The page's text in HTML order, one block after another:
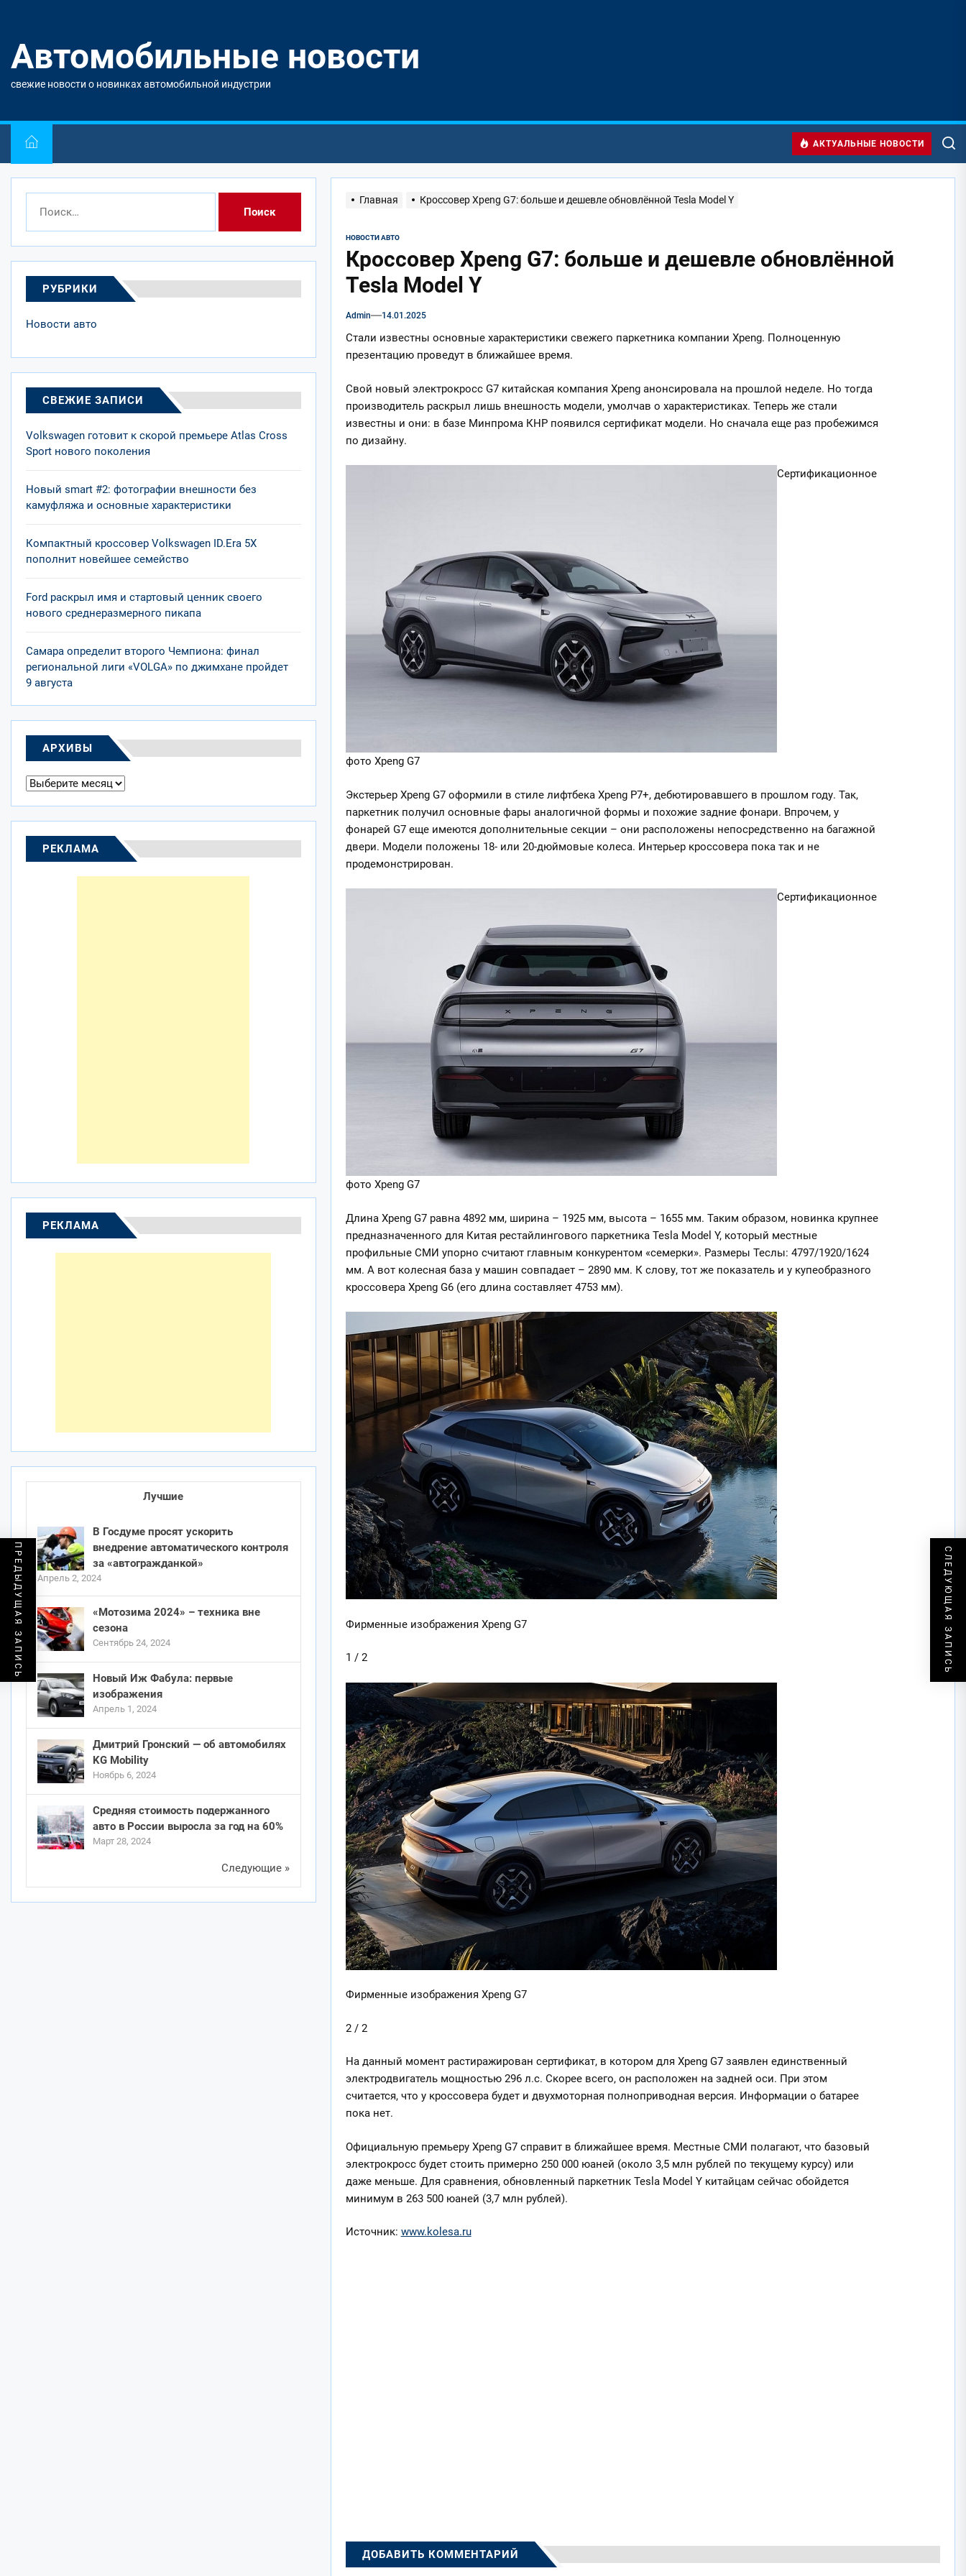
содержимому
Автомобильные новости
свежие новости о новинках автомобильной индустрии
АКТУАЛЬНЫЕ НОВОСТИ
Главная Кроссовер Xpeng G7: больше и дешевле обновлённой Tesla Model Y
НОВОСТИ АВТО
Кроссовер Xpeng G7: больше и дешевле обновлённой
Tesla Model Y
Admin 14.01.2025
Стали известны основные характеристики свежего паркетника компании Xpeng. Полноценную
презентацию проведут в ближайшее время.
Свой новый электрокросс G7 китайская компания Xpeng анонсировала на прошлой неделе. Но тогда
производитель раскрыл лишь внешность модели, умолчав о характеристиках. Теперь же стали
известны и они: в базе Минпрома КНР появился сертификат модели. Но сначала еще раз пробежимся
по дизайну.
Сертификационное
фото Xpeng G7
Экстерьер Xpeng G7 оформили в стиле лифтбека Xpeng P7+, дебютировавшего в прошлом году. Так,
паркетник получил основные фары аналогичной формы и похожие задние фонари. Впрочем, у
фонарей G7 еще имеются дополнительные секции – они расположены непосредственно на багажной
двери. Модели положены 18- или 20-дюймовые колеса. Интерьер кроссовера пока так и не
продемонстрирован.
Сертификационное
фото Xpeng G7
Длина Xpeng G7 равна 4892 мм, ширина – 1925 мм, высота – 1655 мм. Таким образом, новинка крупнее
предназначенного для Китая рестайлингового паркетника Tesla Model Y, который местные
профильные СМИ упорно считают главным конкурентом «семерки». Размеры Теслы: 4797/1920/1624
мм. А вот колесная база у машин совпадает – 2890 мм. К слову, тот же показатель и у купеобразного
кроссовера Xpeng G6 (его длина составляет 4753 мм).
Фирменные изображения Xpeng G7
1 / 2
Фирменные изображения Xpeng G7
2 / 2
На данный момент растиражирован сертификат, в котором для Xpeng G7 заявлен единственный
электродвигатель мощностью 296 л.с. Скорее всего, он расположен на задней оси. При этом
считается, что у кроссовера будет и двухмоторная полноприводная версия. Информации о батарее
пока нет.
Официальную премьеру Xpeng G7 справит в ближайшее время. Местные СМИ полагают, что базовый
электрокросс будет стоить примерно 250 000 юаней (около 3,5 млн рублей по текущему курсу) или
даже меньше. Для сравнения, обновленный паркетник Tesla Model Y китайцам сейчас обойдется
минимум в 263 500 юаней (3,7 млн рублей).
Источник: www.kolesa.ru
ДОБАВИТЬ КОММЕНТАРИЙ
ПРЕДЫДУЩАЯ ЗАПИСЬ СЛЕДУЮЩАЯ ЗАПИСЬ
РУБРИКИ
Новости авто
СВЕЖИЕ ЗАПИСИ
Volkswagen готовит к скорой премьере Atlas Cross
Sport нового поколения
Новый smart #2: фотографии внешности без
камуфляжа и основные характеристики
Компактный кроссовер Volkswagen ID.Era 5X
пополнит новейшее семейство
Ford раскрыл имя и стартовый ценник своего
нового среднеразмерного пикапа
Самара определит второго Чемпиона: финал
региональной лиги «VOLGA» по джимхане пройдет
9 августа
АРХИВЫ
Архивы
РЕКЛАМА
РЕКЛАМА
Лучшие
В Госдуме просят ускорить
внедрение автоматического контроля
за «автогражданкой»
Апрель 2, 2024
«Мотозима 2024» – техника вне
сезона
Сентябрь 24, 2024
Новый Иж Фабула: первые
изображения
Апрель 1, 2024
Дмитрий Гронский — об автомобилях
KG Mobility
Ноябрь 6, 2024
Средняя стоимость подержанного
авто в России выросла за год на 60%
Март 28, 2024
Следующие »